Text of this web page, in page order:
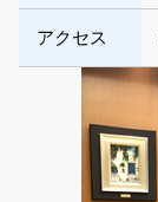
アクセス